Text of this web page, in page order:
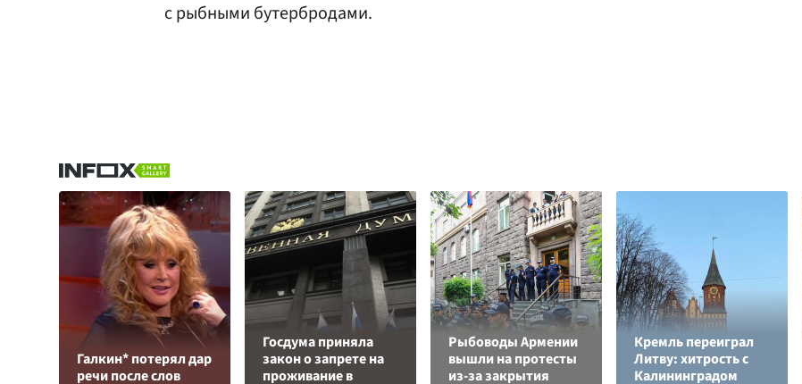
с рыбными бутербродами.
Галкин* потерял дар
речи после слов
Госдума приняла
закон о запрете на
проживание в
Рыбоводы Армении
вышли на протесты
из-за закрытия
Кремль переиграл
Литву: хитрость с
Калининградом